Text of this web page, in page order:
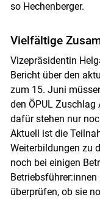
so Hechenberger.
Vielfältige
Vizepräsidentin
Bericht über den
zum 15. Juni
den ÖPUL
dafür stehen nur
Aktuell ist die
Weiterbildungen zu
noch bei einigen
überprüfen, ob sie